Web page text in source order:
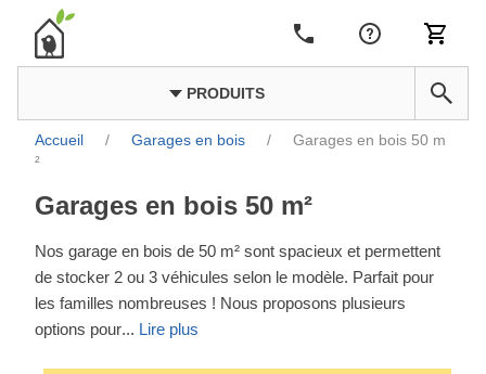
PRODUITS
Accueil / Garages en bois /
Garages en bois 50 m
²
Garages en bois 50 m²
Nos garage en bois de 50 m² sont spacieux et permettent
de stocker 2 ou 3 véhicules selon le modèle. Parfait pour
les familles nombreuses ! Nous proposons plusieurs
options pour... Lire plus